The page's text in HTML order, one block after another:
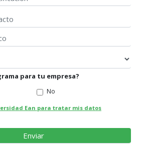
para tu empresa?
No
Ean para tratar mis datos